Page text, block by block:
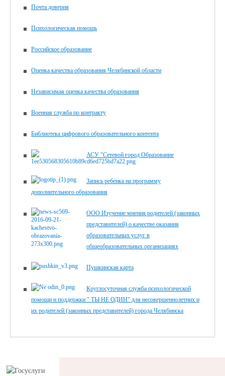
Почта доверия
Психологическая помощь
Российское образование
Оценка качества образования Челябинской области
Независимая оценка качества образования
Военная служба по контракту
Библиотека цифрового образова­тельного контента
АСУ "Сетевой город Образование
Запись ребенка на программу
дополнительного образования
ООО Изучение мнения родителей (законных
представителей) о качестве оказания
образовательных услуг в
общеобразовательных организациях
Пушкинская карта
Круглосуточная служба психологической
помощи и поддержки " ТЫ НЕ ОДИН" для несовершеннолетних и
их родителей (законных представителей) города Челябинска